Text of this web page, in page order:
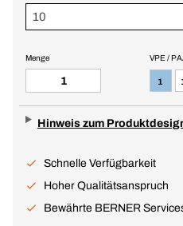
10
VPE /
1
Menge
Hinweis zum
Schnelle Verfügbarkeit
Hoher Qualitätsanspruch
Bewährte BERNER